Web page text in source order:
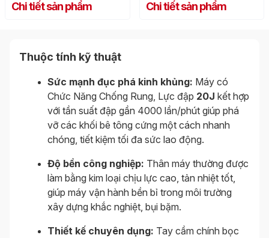
Chi tiết sản phẩm Chi tiết sản phẩm
Thuộc tính kỹ thuật
Sức mạnh đục phá kinh khủng: Máy có
Chức Năng Chống Rung, Lực đập 20J kết hợp
với tần suất đập gần 4000 lần/phút giúp phá
vỡ các khối bê tông cứng một cách nhanh
chóng, tiết kiệm tối đa sức lao động.
Độ bền công nghiệp: Thân máy thường được
làm bằng kim loại chịu lực cao, tản nhiệt tốt,
giúp máy vận hành bền bỉ trong môi trường
xây dựng khắc nghiệt, bụi bặm.
Thiết kế chuyên dụng: Tay cầm chính bọc